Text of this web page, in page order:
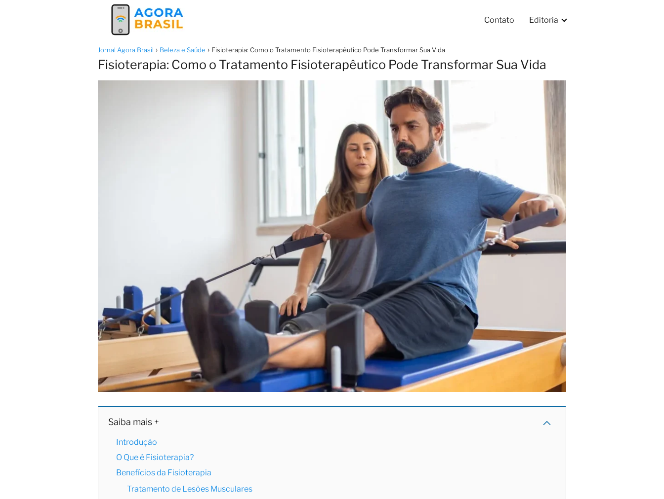
Contato Editoria
Jornal Agora Brasil Beleza e Saúde Fisioterapia: Como o Tratamento Fisioterapêutico Pode Transformar Sua Vida
Fisioterapia: Como o Tratamento Fisioterapêutico Pode Transformar Sua Vida
Saiba mais +
Introdução
O Que é Fisioterapia?
Benefícios da Fisioterapia
Tratamento de Lesões Musculares